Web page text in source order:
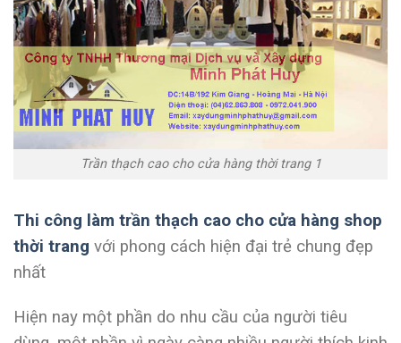
Trần thạch cao cho cửa hàng thời trang 1
Thi công làm trần thạch cao cho cửa hàng shop
thời trang với phong cách hiện đại trẻ chung đẹp
nhất
Hiện nay một phần do nhu cầu của người tiêu